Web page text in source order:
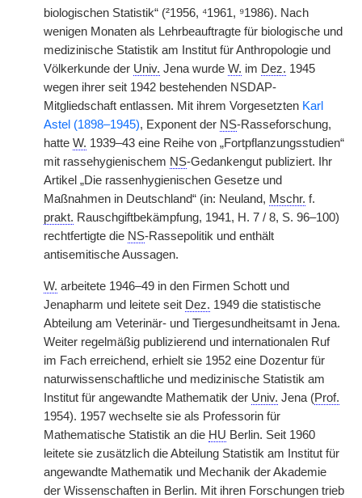
biologischen Statistik“ (²1956, ⁴1961, ⁹1986). Nach
wenigen Monaten als Lehrbeauftragte für biologische und
medizinische Statistik am Institut für Anthropologie und
Völkerkunde der Univ. Jena wurde W. im Dez. 1945
wegen ihrer seit 1942 bestehenden NSDAP-
Mitgliedschaft entlassen. Mit ihrem Vorgesetzten Karl
Astel (1898–1945), Exponent der NS-Rasseforschung,
hatte W. 1939–43 eine Reihe von „Fortpflanzungsstudien“
mit rassehygienischem NS-Gedankengut publiziert. Ihr
Artikel „Die rassenhygienischen Gesetze und
Maßnahmen in Deutschland“ (in: Neuland, Mschr. f.
prakt. Rauschgiftbekämpfung, 1941, H. 7 / 8, S. 96–100)
rechtfertigte die NS-Rassepolitik und enthält
antisemitische Aussagen.
W. arbeitete 1946–49 in den Firmen Schott und
Jenapharm und leitete seit Dez. 1949 die statistische
Abteilung am Veterinär- und Tiergesundheitsamt in Jena.
Weiter regelmäßig publizierend und internationalen Ruf
im Fach erreichend, erhielt sie 1952 eine Dozentur für
naturwissenschaftliche und medizinische Statistik am
Institut für angewandte Mathematik der Univ. Jena (Prof.
1954). 1957 wechselte sie als Professorin für
Mathematische Statistik an die HU Berlin. Seit 1960
leitete sie zusätzlich die Abteilung Statistik am Institut für
angewandte Mathematik und Mechanik der Akademie
der Wissenschaften in Berlin. Mit ihren Forschungen trieb